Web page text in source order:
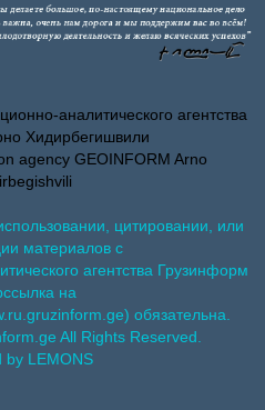
аналитического агентства
Хидирбегишвили
agency GEOINFORM Arno
цитировании, или
материалов с
агентства Грузинформ
на
обязательна.
All Rights Reserved.
by LEMONS